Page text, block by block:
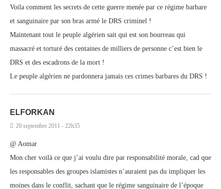
Voila comment les secrets de cette guerre menée par ce régime barbare
et sanguinaire par son bras armé le DRS criminel !
Maintenant tout le peuple algérien sait qui est son bourreau qui
massacré et torturé des centaines de milliers de personne c’est bien le
DRS et des escadrons de la mort !
Le peuple algérien ne pardonnera jamais ces crimes barbares du DRS !
ELFORKAN
20 septembre 2011 - 22h35
@ Aomar
Mon cher voilà ce que j’ai voulu dire par responsabilité morale, cad que
les responsables des groupes islamistes n’auraient pas du impliquer les
moines dans le conflit, sachant que le régime sanguinaire de l’époque